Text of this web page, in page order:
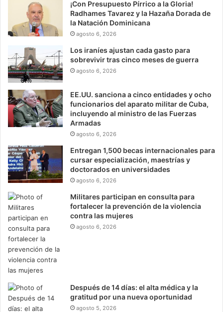
¡Con Presupuesto Pírrico a la Gloria!
Radhames Tavarez y la Hazaña Dorada de
la Natación Dominicana
agosto 6, 2026
Los iraníes ajustan cada gasto para
sobrevivir tras cinco meses de guerra
agosto 6, 2026
EE.UU. sanciona a cinco entidades y ocho
funcionarios del aparato militar de Cuba,
incluyendo al ministro de las Fuerzas
Armadas
agosto 6, 2026
Entregan 1,500 becas internacionales para
cursar especialización, maestrías y
doctorados en universidades
agosto 6, 2026
Militares participan en consulta para
fortalecer la prevención de la violencia
contra las mujeres
agosto 6, 2026
Después de 14 días: el alta médica y la
gratitud por una nueva oportunidad
agosto 5, 2026